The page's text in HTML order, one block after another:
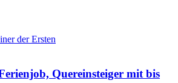
der Ersten
Quereinsteiger mit bis